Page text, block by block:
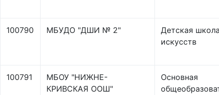
100790 МБУДО "ДШИ № 2"
Детская
искусств
100791
МБОУ "НИЖНЕ-
КРИВСКАЯ ООШ"
Основная